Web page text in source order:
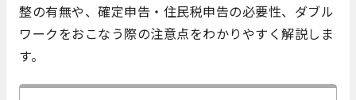
整の有無や、確定申告・住民税申告の必要性、ダブル
ワークをおこなう際の注意点をわかりやすく解説しま
す。